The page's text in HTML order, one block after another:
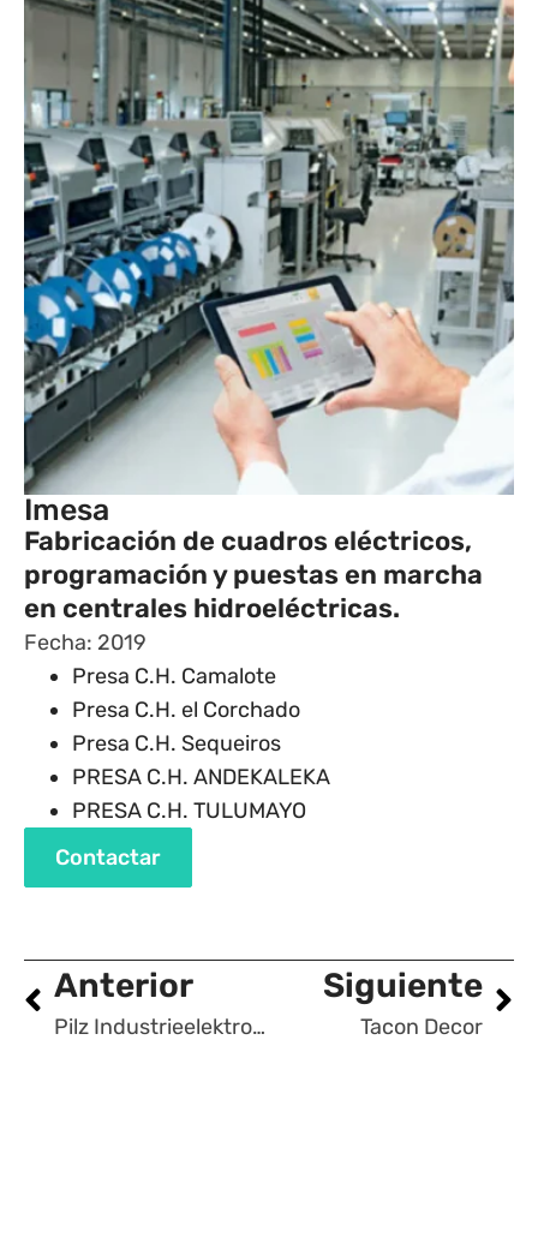
Imesa
Fabricación de cuadros eléctricos,
programación y puestas en marcha
en centrales hidroeléctricas.
Fecha: 2019
Presa C.H. Camalote
Presa C.H. el Corchado
Presa C.H. Sequeiros
PRESA C.H. ANDEKALEKA
PRESA C.H. TULUMAYO
Contactar
Anterior
Pilz Industrieelektronik
Siguiente
Tacon Decor